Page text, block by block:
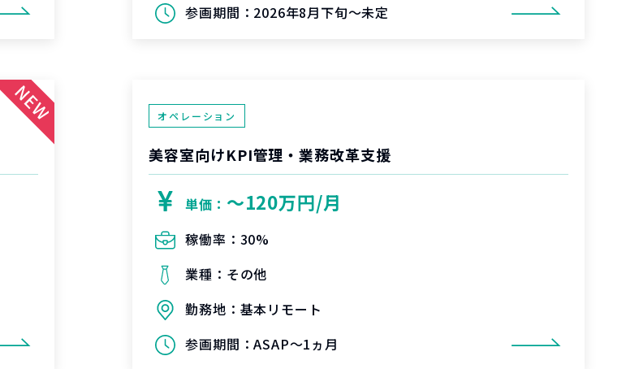
参画期間： 2026年8月下旬～未定
オペレーション
美容室向けKPI管理・業務改革支援
単価： 〜120万円/月
稼働率： 30%
業種： その他
勤務地： 基本リモート
参画期間：ASAP～1ヵ月